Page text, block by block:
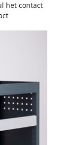
het contact